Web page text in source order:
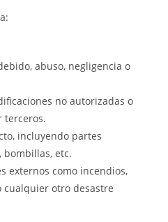
abuso, negligencia o
no autorizadas o
terceros.
incluyendo partes
bombillas, etc.
externos como incendios,
cualquier otro desastre